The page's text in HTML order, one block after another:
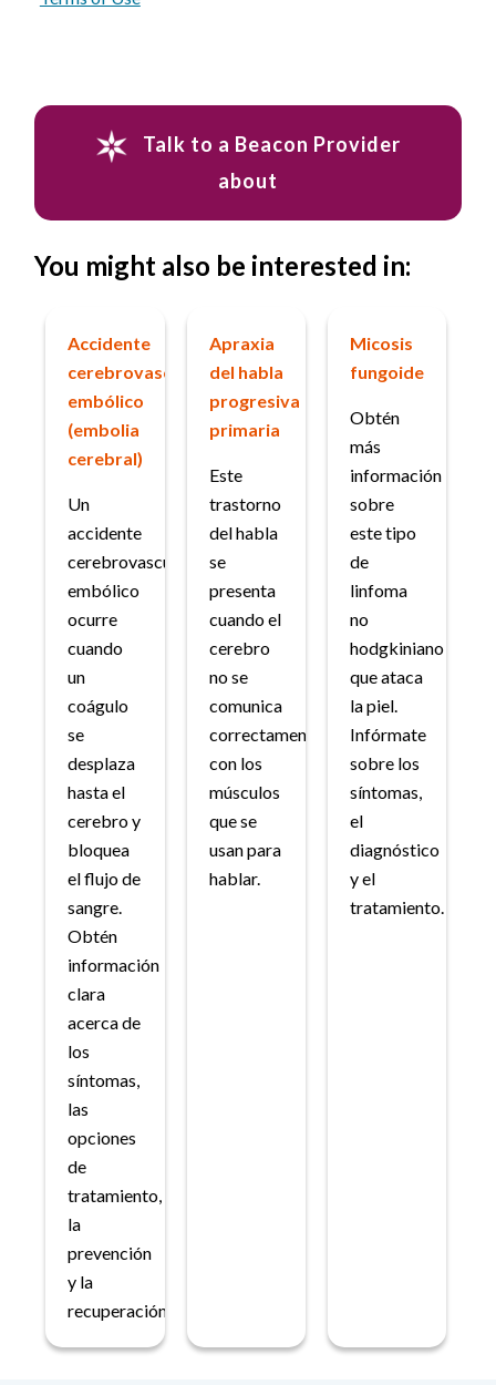
Talk to a Beacon Provider
about
You might also be interested in:
Accidente
cerebrovascular
embólico
(embolia
cerebral)
Un
accidente
cerebrovascular
embólico
ocurre
cuando
un
coágulo
se
desplaza
hasta el
cerebro y
bloquea
el flujo de
sangre.
Obtén
información
clara
acerca de
los
síntomas,
las
opciones
de
tratamiento,
la
prevención
y la
recuperación.
Apraxia
del habla
progresiva
primaria
Este
trastorno
del habla
se
presenta
cuando el
cerebro
no se
comunica
correctamente
con los
músculos
que se
usan para
hablar.
Micosis
fungoide
Obtén
más
información
sobre
este tipo
de
linfoma
no
hodgkiniano
que ataca
la piel.
Infórmate
sobre los
síntomas,
el
diagnóstico
y el
tratamiento.